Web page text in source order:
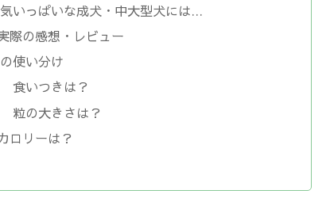
いっぱいな成犬・中大型犬には…
の感想・レビュー
使い分け
食いつきは？
粒の大きさは？
ロリーは？